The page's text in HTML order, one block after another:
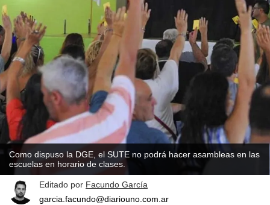
Como dispuso la DGE, el SUTE no podrá hacer asambleas en las
escuelas en horario de clases.
Editado por Facundo García
garcia.facundo@diariouno.com.ar